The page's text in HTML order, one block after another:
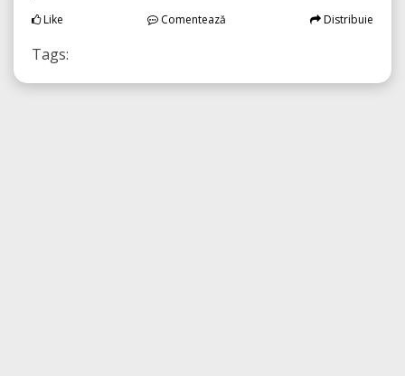
Like Comentează Distribuie
Tags: